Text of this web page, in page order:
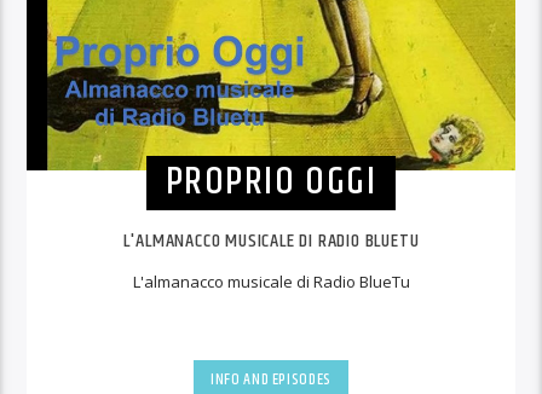
PROPRIO OGGI
L'ALMANACCO MUSICALE DI RADIO BLUETU
L'almanacco musicale di Radio BlueTu
INFO AND EPISODES